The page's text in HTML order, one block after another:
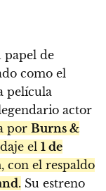
papel de
como el
película
actor
por Burns &
el 1 de
, con el respaldo
. Su estreno